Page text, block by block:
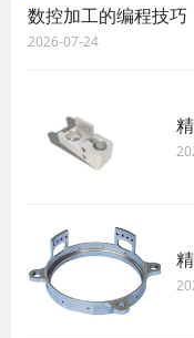
数控加工的编程技巧
2026-07-24